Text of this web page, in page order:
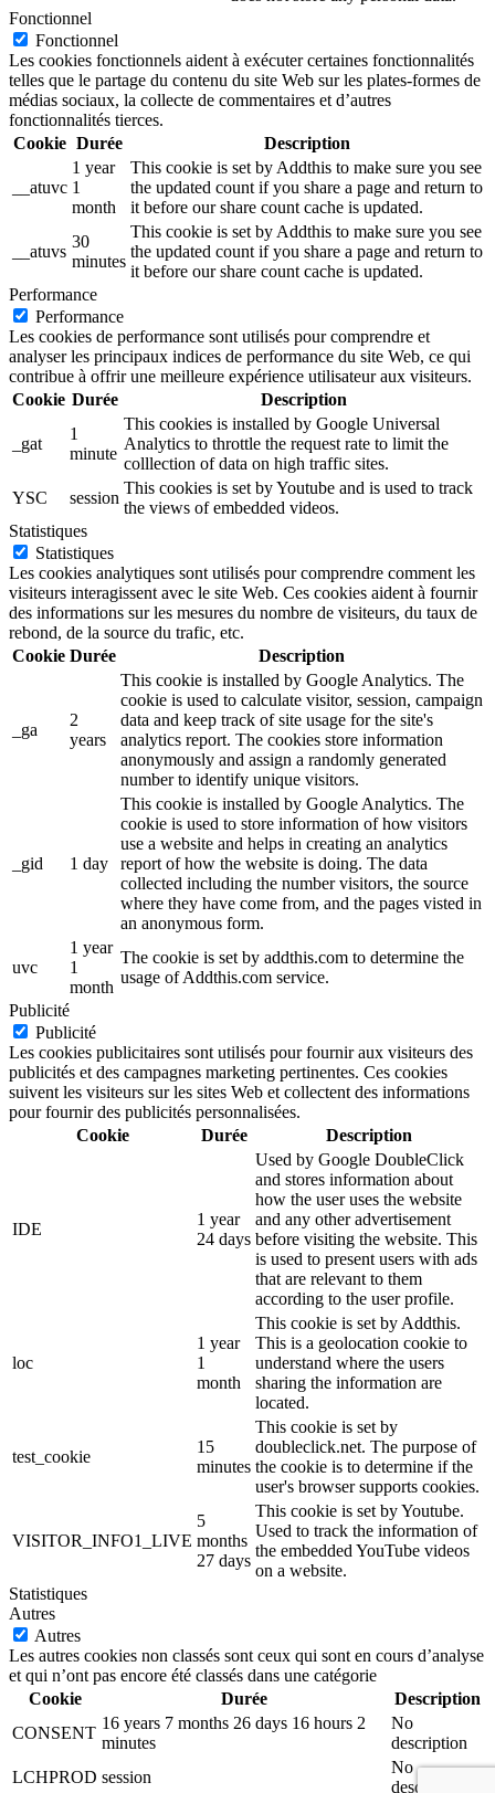
Fonctionnel
Fonctionnel
Les cookies fonctionnels aident à exécuter certaines fonctionnalités
telles que le partage du contenu du site Web sur les plates-formes de
médias sociaux, la collecte de commentaires et d’autres
fonctionnalités tierces.
Cookie Durée Description
__atuvc
1 year
1
month
This cookie is set by Addthis to make sure you see
the updated count if you share a page and return to
it before our share count cache is updated.
__atuvs
30
minutes
This cookie is set by Addthis to make sure you see
the updated count if you share a page and return to
it before our share count cache is updated.
Performance
Performance
Les cookies de performance sont utilisés pour comprendre et
analyser les principaux indices de performance du site Web, ce qui
contribue à offrir une meilleure expérience utilisateur aux visiteurs.
Cookie Durée Description
_gat
1
minute
This cookies is installed by Google Universal
Analytics to throttle the request rate to limit the
colllection of data on high traffic sites.
YSC
session
This cookies is set by Youtube and is used to track
the views of embedded videos.
Statistiques
Statistiques
Les cookies analytiques sont utilisés pour comprendre comment les
visiteurs interagissent avec le site Web. Ces cookies aident à fournir
des informations sur les mesures du nombre de visiteurs, du taux de
rebond, de la source du trafic, etc.
Cookie Durée Description
_ga
2
years
This cookie is installed by Google Analytics. The
cookie is used to calculate visitor, session, campaign
data and keep track of site usage for the site's
analytics report. The cookies store information
anonymously and assign a randomly generated
number to identify unique visitors.
_gid 1 day
This cookie is installed by Google Analytics. The
cookie is used to store information of how visitors
use a website and helps in creating an analytics
report of how the website is doing. The data
collected including the number visitors, the source
where they have come from, and the pages visted in
an anonymous form.
uvc
1 year
1
month
The cookie is set by addthis.com to determine the
usage of Addthis.com service.
Publicité
Publicité
Les cookies publicitaires sont utilisés pour fournir aux visiteurs des
publicités et des campagnes marketing pertinentes. Ces cookies
suivent les visiteurs sur les sites Web et collectent des informations
pour fournir des publicités personnalisées.
Cookie
Durée Description
IDE
1 year
24 days
Used by Google DoubleClick
and stores information about
how the user uses the website
and any other advertisement
before visiting the website. This
is used to present users with ads
that are relevant to them
according to the user profile.
loc
1 year
1
month
This cookie is set by Addthis.
This is a geolocation cookie to
understand where the users
sharing the information are
located.
test_cookie
15
minutes
This cookie is set by
doubleclick.net. The purpose of
the cookie is to determine if the
user's browser supports cookies.
VISITOR_INFO1_LIVE
5
months
27 days
This cookie is set by Youtube.
Used to track the information of
the embedded YouTube videos
on a website.
Statistiques
Autres
Autres
Les autres cookies non classés sont ceux qui sont en cours d’analyse
et qui n’ont pas encore été classés dans une catégorie
Cookie
Durée
Description
CONSENT
16 years 7 months 26 days 16 hours 2
minutes
No
description
LCHPROD session
No
description